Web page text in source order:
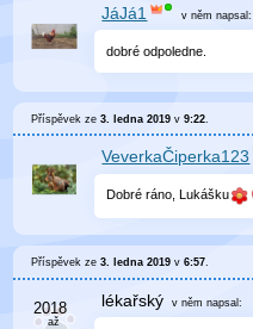
JáJá1 v něm napsal:
dobré odpoledne.
Příspěvek ze3. ledna 2019 v9:22
VeverkaČiperka123
Dobré ráno, Lukášku
Příspěvek ze3. ledna 2019 v6:57
lékařský v něm napsal: